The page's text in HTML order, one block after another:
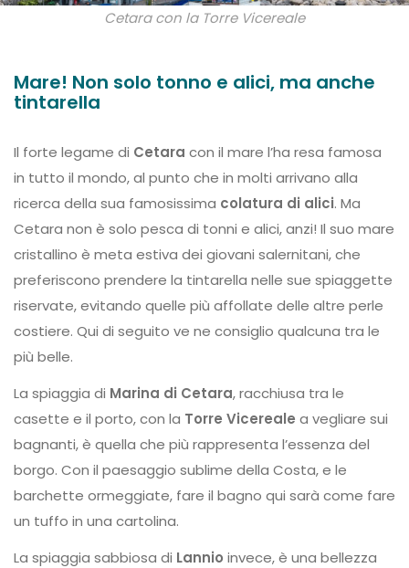
Cetara con la Torre Vicereale
Mare! Non solo tonno e alici, ma anche
tintarella
Il forte legame di Cetara con il mare l’ha resa famosa
in tutto il mondo, al punto che in molti arrivano alla
ricerca della sua famosissima colatura di alici. Ma
Cetara non è solo pesca di tonni e alici, anzi! Il suo mare
cristallino è meta estiva dei giovani salernitani, che
preferiscono prendere la tintarella nelle sue spiaggette
riservate, evitando quelle più affollate delle altre perle
costiere. Qui di seguito ve ne consiglio qualcuna tra le
più belle.
La spiaggia di Marina di Cetara, racchiusa tra le
casette e il porto, con la Torre Vicereale a vegliare sui
bagnanti, è quella che più rappresenta l’essenza del
borgo. Con il paesaggio sublime della Costa, e le
barchette ormeggiate, fare il bagno qui sarà come fare
un tuffo in una cartolina.
La spiaggia sabbiosa di Lannio invece, è una bellezza